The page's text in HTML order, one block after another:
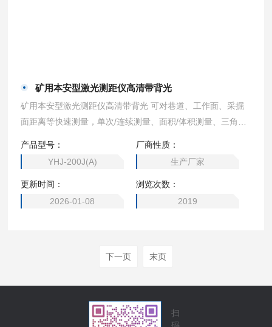
矿用本安型激光测距仪高清带背光
矿用本安型激光测距仪高清带背光 可对巷道、工作面、采掘
面距离等快速测量，单次/连续测量、面积/体积测量、三角形/
量、倾角测量等
产品型号：
YHJ-200J(A)
厂商性质：
生产厂家
更新时间：
2026-01-08
浏览次数：
2019
下一页 末页
扫